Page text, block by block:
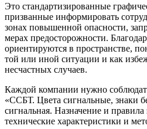
Это стандартизированные
призванные информировать
зонах повышенной опасности,
мерах предосторожности.
ориентируются в пространстве,
той или иной ситуации и как
несчастных случаев.
Каждой компании нужно
«ССБТ. Цвета сигнальные, знаки
сигнальная. Назначение и
технические характеристики и